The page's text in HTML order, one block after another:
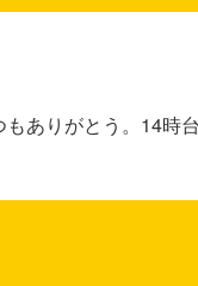
ありがとう。14時